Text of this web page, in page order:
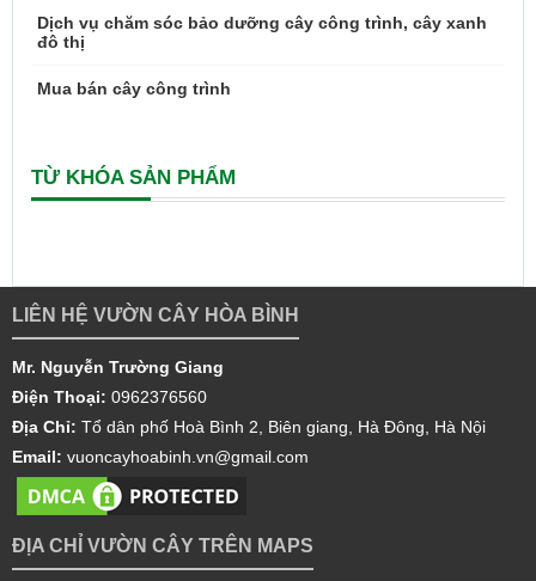
Dịch vụ chăm sóc bảo dưỡng cây công trình, cây xanh
đô thị
Mua bán cây công trình
TỪ KHÓA SẢN PHẨM
LIÊN HỆ VƯỜN CÂY HÒA BÌNH
Mr. Nguyễn Trường Giang
Điện Thoại: 0962376560
Địa Chỉ: Tổ dân phố Hoà Bình 2, Biên giang, Hà Đông, Hà Nội
Email: vuoncayhoabinh.vn@gmail.com
ĐỊA CHỈ VƯỜN CÂY TRÊN MAPS